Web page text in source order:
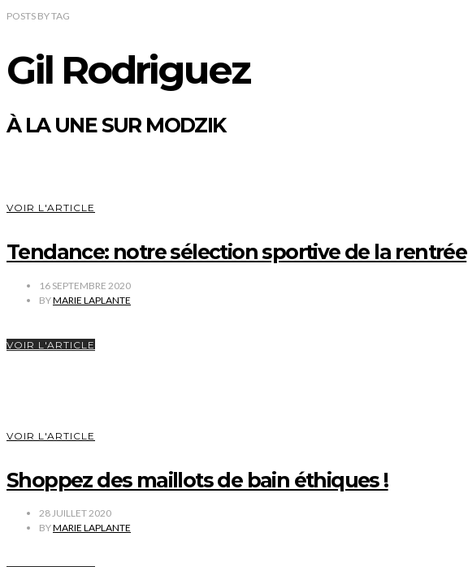
POSTS BYTAG
Gil Rodriguez
À LA UNE SUR MODZIK
VOIR L'ARTICLE
Tendance: notre sélection sportive de la rentrée
16 SEPTEMBRE 2020
BYMARIE LAPLANTE
VOIR L'ARTICLE
VOIR L'ARTICLE
Shoppez des maillots de bain éthiques !
28 JUILLET 2020
BYMARIE LAPLANTE